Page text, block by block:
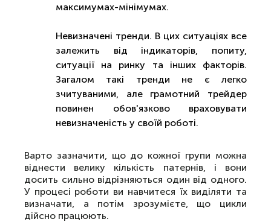
максимумах-мінімумах.
Невизначені тренди. В цих ситуаціях все
залежить від індикаторів, попиту,
ситуації на ринку та інших факторів.
Загалом такі тренди не є легко
зчитуваними, але грамотний трейдер
повинен обов'язково враховувати
невизначеність у своїй роботі.
Варто зазначити, що до кожної групи можна
віднести велику кількість патернів, і вони
досить сильно відрізняються один від одного.
У процесі роботи ви навчитеся їх виділяти та
визначати, а потім зрозумієте, що цикли
дійсно працюють.